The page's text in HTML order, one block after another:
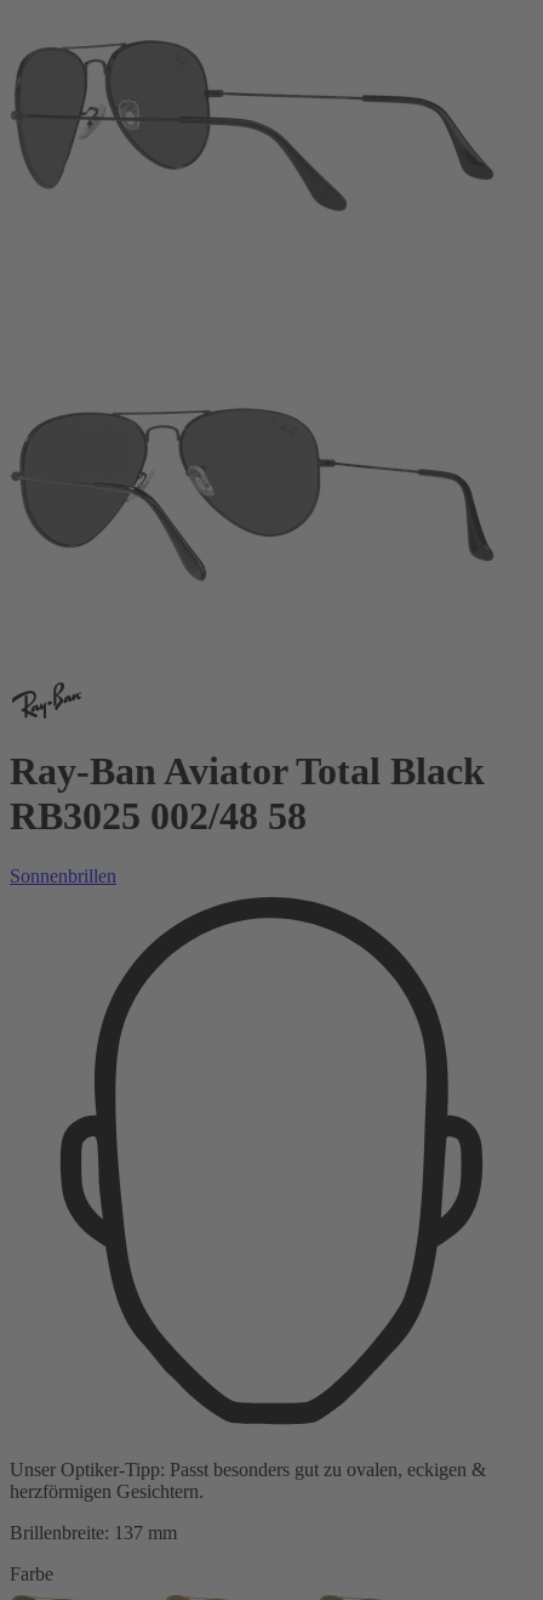
Ray-Ban Aviator Total Black
RB3025 002/48 58
Sonnenbrillen
Unser Optiker-Tipp: Passt besonders gut zu ovalen, eckigen &
herzförmigen Gesichtern.
Brillenbreite: 137 mm
Farbe